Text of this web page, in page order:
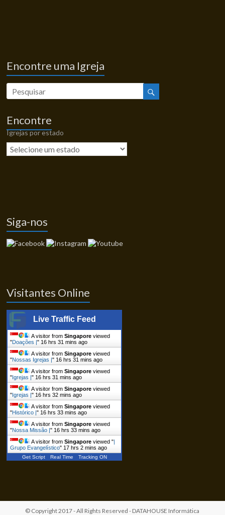
Encontre uma Igreja
Encontre
Igrejas por estado
Siga-nos
Visitantes Online
Live Traffic Feed
A visitor fromSingapore viewed
"Doações |" 16 hrs 31 mins ago
A visitor fromSingapore viewed
"Nossas Igrejas |" 16 hrs 31 mins ago
A visitor fromSingapore viewed
"Igrejas |" 16 hrs 31 mins ago
A visitor fromSingapore viewed
"Igrejas |" 16 hrs 32 mins ago
A visitor fromSingapore viewed
"Histórico |" 16 hrs 33 mins ago
A visitor fromSingapore viewed
"Nossa Missão |" 16 hrs 33 mins ago
A visitor fromSingapore viewed "|
Grupo Evangelístico" 17 hrs 2 mins ago
Get Script Real Time Tracking ON
© Copyright 2017 - All Rights Reserved - DATAHOUSE Informática